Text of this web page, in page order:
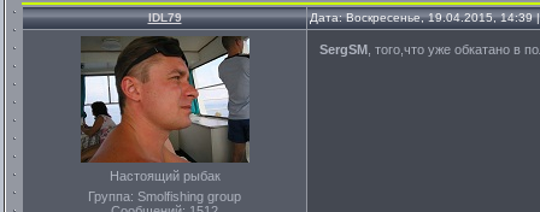
IDL79 Дата: Воскресенье, 19.04.2015,
Настоящий рыбак
Группа: Smolfishing group
SergSM , того,что уже обкатано в